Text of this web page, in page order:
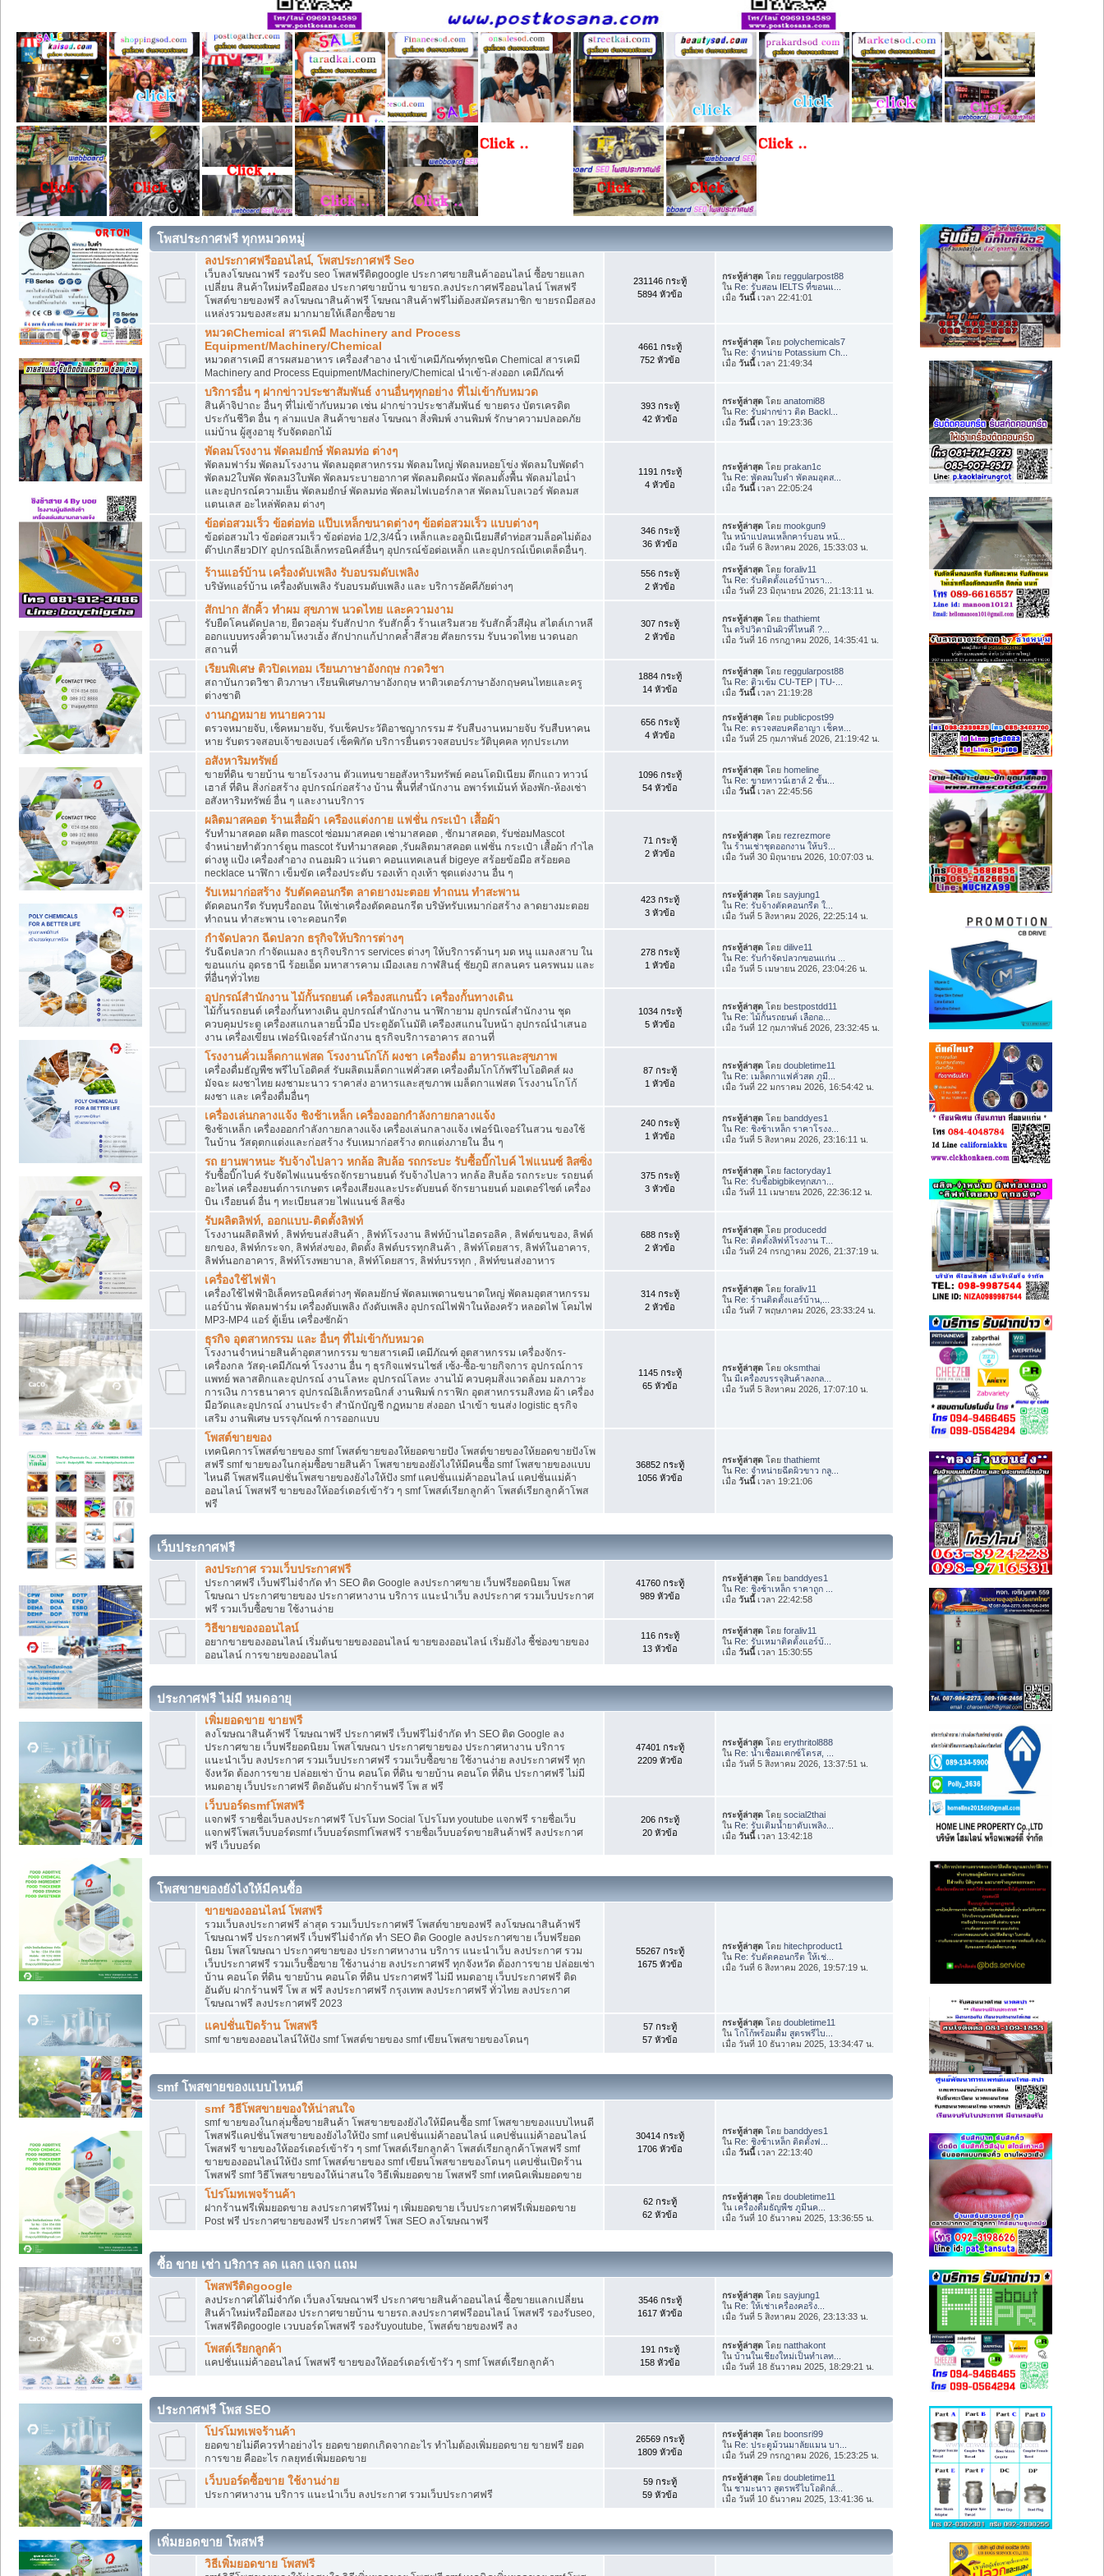
โพสประกาศฟรี ทุกหมวดหมู่
ลงประกาศฟรีออนไลน์, โพสประกาศฟรี Seo
เว็บลงโฆษณาฟรี รองรับ seo โพสฟรีติดgoogle ประกาศขายสินค้าออนไลน์ ซื้อขายแลก
เปลี่ยน สินค้าใหม่หรือมือสอง ประกาศขายบ้าน ขายรถ.ลงประกาศฟรีออนไลน์ โพสฟรี
โพสต์ขายของฟรี ลงโฆษณาสินค้าฟรี โฆษณาสินค้าฟรีไม่ต้องสมัครสมาชิก ขายรถมือสอง
แหล่งรวมของสะสม มากมายให้เลือกซื้อขาย
231146 กระทู้
5894 หัวข้อ
กระทู้ล่าสุด โดยreggularpost88
ใน Re: รับสอน IELTS ที่ขอนแ...
เมื่อวันนี้เวลา 22:41:01
หมวดChemical สารเคมี Machinery and Process
Equipment/Machinery/Chemical
หมวดสารเคมี สารผสมอาหาร เครื่องสำอาง นำเข้าเคมีภัณฑ์ทุกชนิด Chemical สารเคมี
Machinery and Process Equipment/Machinery/Chemical นำเข้า-ส่งออก เคมีภัณฑ์
4661 กระทู้
752 หัวข้อ
กระทู้ล่าสุด โดยpolychemicals7
ใน Re: จำหน่าย Potassium Ch...
เมื่อวันนี้เวลา 21:49:34
บริการอื่น ๆ ฝากข่าวประชาสัมพันธ์ งานอื่นๆทุกอย่าง ที่ไม่เข้ากับหมวด
สินค้าจิปาถะ อื่นๆ ที่ไม่เข้ากับหมวด เช่น ฝากข่าวประชาสัมพันธ์ ขายตรง บัตรเครดิต
ประกันชีวิต อื่น ๆ ล่ามแปล สินค้าขายส่ง โฆษณา สิ่งพิมพ์ งานพิมพ์ รักษาความปลอดภัย
แม่บ้าน ผู้สูงอายุ รับจัดดอกไม้
393 กระทู้
42 หัวข้อ
กระทู้ล่าสุด โดยanatomi88
ใน Re: รับฝากข่าว ติด Backl...
เมื่อวันนี้เวลา 19:23:36
พัดลมโรงงาน พัดลมยํกษ์ พัดลมท่อ ต่างๆ
พัดลมฟาร์ม พัดลมโรงงาน พัดลมอุตสาหกรรม พัดลมใหญ่ พัดลมหอยโข่ง พัดลมใบพัดดำ
พัดลม2ใบพัด พัดลม3ใบพัด พัดลมระบายอากาศ พัดลมติดผนัง พัดลมตั้งพื้น พัดลมไอน่ำ
และอุปกรณ์ความเย็น พัดลมยํกษ์ พัดลมท่อ พัดลมไฟเบอร์กลาส พัดลมโบลเวอร์ พัดลมส
แตนเลส อะไหล่พัดลม ต่างๆ
1191 กระทู้
4 หัวข้อ
กระทู้ล่าสุด โดยprakan1c
ใน Re: พัดลมใบดำ พัดลมอุตส...
เมื่อวันนี้เวลา 22:05:24
ข้อต่อสวมเร็ว ข้อต่อท่อ แป๊บเหล็กขนาดต่างๆ ข้อต่อสวมเร็ว แบบต่างๆ
ข้อต่อสวมไว ข้อต่อสวมเร็ว ข้อต่อท่อ 1/2,3/4นิ้ว เหล็กและอลูมิเนียมสีดำท่อสวมล็อคไม่ต้อง
ต๊าปเกลียวDIY อุปกรณ์อิเล็กทรอนิคส์อื่นๆ อุปกรณ์ข้อต่อเหล็ก และอุปกรณ์เบ็ดเตล็ดอื่นๆ.
346 กระทู้
36 หัวข้อ
กระทู้ล่าสุด โดยmookgun9
ในหน้าแปลนเหล็กคาร์บอน หน้...
เมื่อ วันที่ 6 สิงหาคม 2026, 15:33:03 น.
ร้านแอร์บ้าน เครื่องดับเพลิง รับอบรมดับเพลิง
บริษัทแอร์บ้าน เครื่องดับเพลิง รับอบรมดับเพลิง และ บริการอัคคีภัยต่างๆ
556 กระทู้
2 หัวข้อ
กระทู้ล่าสุด โดยforaliv11
ใน Re: รับติดตั้งแอร์บ้านรา...
เมื่อ วันที่ 23 มิถุนายน 2026, 21:13:11 น.
สักปาก สักคิ้ว ทำผม สุขภาพ นวดไทย และความงาม
รับยืดโคนดัดปลาย, ยืดวอลุ่ม รับสักปาก รับสักคิ้ว ร้านเสริมสวย รับสักคิ้วสีฝุ่น สไตล์เกาหลี
ออกแบบทรงคิ้วตามโหงวเฮ้ง สักปากแก้ปากคล้ำสีสวย ศัลยกรรม รับนวดไทย นวดนอก
สถานที่
307 กระทู้
2 หัวข้อ
กระทู้ล่าสุด โดยthathiemt
ในดริปวิตามินผิวที่ไหนดี ?...
เมื่อ วันที่ 16 กรกฎาคม 2026, 14:35:41 น.
เรียนพิเศษ ติวปิดเทอม เรียนภาษาอังกฤษ กวดวิชา
สถาบันกวดวิชา ติวภาษา เรียนพิเศษภาษาอังกฤษ หาติวเตอร์ภาษาอังกฤษคนไทยและครู
ต่างชาติ
1884 กระทู้
14 หัวข้อ
กระทู้ล่าสุด โดยreggularpost88
ใน Re: ติวเข้ม CU-TEP | TU-...
เมื่อวันนี้เวลา 21:19:28
งานกฏหมาย ทนายความ
ตรวจหมายจับ, เช็คหมายจับ, รับเช็คประวัติอาชญากรรม # รับสืบงานหมายจับ รับสืบหาคน
หาย รับตรวจสอบเจ้าของเบอร์ เช็คพิกัด บริการยื่นตรวจสอบประวัติบุคคล ทุกประเภท
656 กระทู้
4 หัวข้อ
กระทู้ล่าสุด โดยpublicpost99
ใน Re: ตรวจสอบคดีอาญา เช็คห...
เมื่อ วันที่ 25 กุมภาพันธ์ 2026, 21:19:42 น.
อสังหาริมทรัพย์
ขายที่ดิน ขายบ้าน ขายโรงงาน ตัวแทนขายอสังหาริมทรัพย์ คอนโดมิเนียม ตึกแถว ทาวน์
เฮาส์ ที่ดิน สิ่งก่อสร้าง อุปกรณ์ก่อสร้าง บ้าน พื้นที่สำนักงาน อพาร์ทเม้นท์ ห้องพัก-ห้องเช่า
อสังหาริมทรัพย์ อื่น ๆ และงานบริการ
1096 กระทู้
54 หัวข้อ
กระทู้ล่าสุด โดยhomeline
ใน Re: ขายทาวน์เฮาส์ 2 ชั้น...
เมื่อวันนี้เวลา 22:45:56
ผลิตมาสคอต ร้านเสื่อผ้า เครืองแต่งกาย แฟชั่น กระเป๋า เสื้อผ้า
รับทำมาสคอต ผลิต mascot ซ่อมมาสคอต เช่ามาสคอต , ซักมาสคอต, รับซ่อมMascot
จำหน่ายทำตัวการ์ตูน mascot รับทำมาสคอต ,รับผลิตมาสคอต แฟชั่น กระเป๋า เสื้อผ้า กำไล
ต่างหู แป้ง เครื่องสำอาง ถนอมผิว แว่นตา คอนแทคเลนส์ bigeye สร้อยข้อมือ สร้อยคอ
necklace นาฬิกา เข็มขัด เครื่องประดับ รองเท้า ถุงเท้า ชุดแต่งงาน อื่น ๆ
71 กระทู้
2 หัวข้อ
กระทู้ล่าสุด โดยrezrezmore
ในร้านเช่าชุดออกงาน ให้บริ...
เมื่อ วันที่ 30 มิถุนายน 2026, 10:07:03 น.
รับเหมาก่อสร้าง รับตัดคอนกรีต ลาดยางมะตอย ทำถนน ทำสะพาน
ตัดคอนกรีต รับทุบรื่อถอน ให้เช่าเครื่องตัดคอนกรีต บริษัทรับเหมาก่อสร้าง ลาดยางมะตอย
ทำถนน ทำสะพาน เจาะคอนกรีต
423 กระทู้
3 หัวข้อ
กระทู้ล่าสุด โดยsayjung1
ใน Re: รับจ้างตัดคอนกรีต ใ...
เมื่อ วันที่ 5 สิงหาคม 2026, 22:25:14 น.
กำจัดปลวก ฉีดปลวก ธรุกิจให้บริการต่างๆ
รับฉีดปลวก กำจัดแมลง ธรุกิจบริการ services ต่างๆ ให้บริการด้านๆ มด หนู แมลงสาบ ใน
ขอนแก่น อุดรธานี ร้อยเอ็ด มหาสารคาม เมืองเลย กาฬสินธุ์ ชัยภูมิ สกลนคร นครพนม และ
ที่อื่นๆทั่วไทย
278 กระทู้
1 หัวข้อ
กระทู้ล่าสุด โดยdilive11
ใน Re: รับกำจัดปลวกขอนแก่น ...
เมื่อ วันที่ 5 เมษายน 2026, 23:04:26 น.
อุปกรณ์สำนักงาน ไม้กั้นรถยนต์ เครื่องสแกนนิ้ว เครื่องกั้นทางเดิน
ไม้กั้นรถยนต์ เครื่องกั้นทางเดิน อุปกรณ์สำนักงาน นาฬิกายาม อุปกรณ์สำนักงาน ชุด
ควบคุมประตู เครื่องสแกนลายนิ้วมือ ประตูอัตโนมัติ เครืองสแกนใบหน้า อุปกรณ์นำเสนอ
งาน เครื่องเขียน เฟอร์นิเจอร์สำนักงาน ธุรกิจบริการอาคาร สถานที่
1034 กระทู้
5 หัวข้อ
กระทู้ล่าสุด โดยbestpostdd11
ใน Re: ไม้กั้นรถยนต์ เลือกอ...
เมื่อ วันที่ 12 กุมภาพันธ์ 2026, 23:32:45 น.
โรงงานคั่วเมล็ดกาแฟสด โรงงานโกโก้ ผงชา เครื่องดื่ม อาหารและสุขภาพ
เครื่องดื่มธัญพืช พรีไบโอติคส์ รับผลิตเมล็ดกาแฟคั่วสด เครื่องดื่มโกโก้พรีไบโอติคส์ ผง
มัจฉะ ผงชาไทย ผงชามะนาว ราคาส่ง อาหารและสุขภาพ เมล็ดกาแฟสด โรงงานโกโก้
ผงชา และ เครื่องดื่มอื่นๆ
87 กระทู้
1 หัวข้อ
กระทู้ล่าสุด โดยdoubletime11
ใน Re: เมล็ดกาแฟคั่วสด ภูมี...
เมื่อ วันที่ 22 มกราคม 2026, 16:54:42 น.
เครื่องเล่นกลางแจ้ง ชิงช้าเหล็ก เครื่องออกกำลังกายกลางแจ้ง
ชิงช้าเหล็ก เครื่องออกกำลังกายกลางแจ้ง เครื่องเล่นกลางแจ้ง เฟอร์นิเจอร์ในสวน ของใช้
ในบ้าน วัสดุตกแต่งและก่อสร้าง รับเหมาก่อสร้าง ตกแต่งภายใน อื่น ๆ
240 กระทู้
1 หัวข้อ
กระทู้ล่าสุด โดยbanddyes1
ใน Re: ชิงช้าเหล็ก ราคาโรงง...
เมื่อ วันที่ 5 สิงหาคม 2026, 23:16:11 น.
รถ ยานพาหนะ รับจ้างไปลาว หกล้อ สิบล้อ รถกระบะ รับซื้อบิ๊กไบค์ ไฟแนนซ์ ลิสซิ่ง
รับซื้อบิ๊กไบค์ รับจัดไฟแนนซ์รถจักรยานยนต์ รับจ้างไปลาว หกล้อ สิบล้อ รถกระบะ รถยนต์
อะไหล่ เครื่องยนต์การเกษตร เครื่องเสียงและประดับยนต์ จักรยานยนต์ มอเตอร์ไซต์ เครื่อง
บิน เรือยนต์ อื่น ๆ ทะเบียนสวย ไฟแนนซ์ ลิสซิ่ง
375 กระทู้
3 หัวข้อ
กระทู้ล่าสุด โดยfactoryday1
ใน Re: รับซื้อbigbikeทุกสภา...
เมื่อ วันที่ 11 เมษายน 2026, 22:36:12 น.
รับผลิตลิฟท์, ออกแบบ-ติดตั้งลิฟท์
โรงงานผลิตลิฟท์ , ลิฟท์ขนส่งสินค้า , ลิฟท์โรงงาน ลิฟท์บ้านไฮดรอลิค , ลิฟต์ขนของ, ลิฟต์
ยกของ, ลิฟท์กระจก, ลิฟท์ส่งของ, ติดตั้ง ลิฟต์บรรทุกสินค้า , ลิฟท์โดยสาร, ลิฟท์ในอาคาร,
ลิฟท์นอกอาคาร, ลิฟท์โรงพยาบาล, ลิฟท์โดยสาร, ลิฟท์บรรทุก , ลิฟท์ขนส่งอาหาร
688 กระทู้
2 หัวข้อ
กระทู้ล่าสุด โดยproducedd
ใน Re: ติดตั้งลิฟท์โรงงาน T...
เมื่อ วันที่ 24 กรกฎาคม 2026, 21:37:19 น.
เครื่องใช้ไฟฟ้า
เครื่องใช้ไฟฟ้าอิเล็คทรอนิคส์ต่างๆ พัดลมยักษ์ พัดลมเพดานขนาดใหญ่ พัดลมอุตสาหกรรม
แอร์บ้าน พัดลมฟาร์ม เครื่องดับเพลิง ถังดับเพลิง อุปกรณ์ไฟฟ้าในห้องครัว หลอดไฟ โคมไฟ
MP3-MP4 แอร์ ตู้เย็น เครื่องซักผ้า
314 กระทู้
2 หัวข้อ
กระทู้ล่าสุด โดยforaliv11
ใน Re: ร้านติดตั้งแอร์บ้าน,...
เมื่อ วันที่ 7 พฤษภาคม 2026, 23:33:24 น.
ธุรกิจ อุตสาหกรรม และ อื่นๆ ที่ไม่เข้ากับหมวด
โรงงานจำหน่ายสินค้าอุตสาหกรรม ขายสารเคมี เคมีภัณฑ์ อุตสาหกรรม เครื่องจักร-
เครื่องกล วัสดุ-เคมีภัณฑ์ โรงงาน อื่น ๆ ธุรกิจแฟรนไชส์ เซ้ง-ซื้อ-ขายกิจการ อุปกรณ์การ
แพทย์ พลาสติกและอุปกรณ์ งานโลหะ อุปกรณ์โลหะ งานไม้ ควบคุมสิ่งแวดล้อม มลภาวะ
การเงิน การธนาคาร อุปกรณ์อิเล็กทรอนิกส์ งานพิมพ์ กราฟิก อุตสาหกรรมสิงทอ ผ้า เครื่อง
มือวัดและอุปกรณ์ งานประจำ สำนักบัญชี กฏหมาย ส่งออก นำเข้า ขนส่ง logistic ธุรกิจ
เสริม งานพิเศษ บรรจุภัณฑ์ การออกแบบ
1145 กระทู้
65 หัวข้อ
กระทู้ล่าสุด โดยoksmthai
ในมีเครื่องบรรจุสินค้าลงกล...
เมื่อ วันที่ 5 สิงหาคม 2026, 17:07:10 น.
โพสต์ขายของ
เทคนิคการโพสต์ขายของ smf โพสต์ขายของให้ยอดขายปัง โพสต์ขายของให้ยอดขายปังโพ
สฟรี smf ขายของในกลุ่มซื้อขายสินค้า โพสขายของยังไงให้มีคนซื้อ smf โพสขายของแบบ
ไหนดี โพสฟรีแคปชั่นโพสขายของยังไงให้ปัง smf แคปชั่นแม่ค้าออนไลน์ แคปชั่นแม่ค้า
ออนไลน์ โพสฟรี ขายของให้ออร์เดอร์เข้ารัว ๆ smf โพสต์เรียกลูกค้า โพสต์เรียกลูกค้าโพส
ฟรี
36852 กระทู้
1056 หัวข้อ
กระทู้ล่าสุด โดยthathiemt
ใน Re: จำหน่ายฉีดผิวขาว กลู...
เมื่อวันนี้เวลา 19:21:06
เว็บประกาศฟรี
ลงประกาศ รวมเว็บประกาศฟรี
ประกาศฟรี เว็บฟรีไม่จำกัด ทำ SEO ติด Google ลงประกาศขาย เว็บฟรียอดนิยม โพส
โฆษณา ประกาศขายของ ประกาศหางาน บริการ แนะนำเว็บ ลงประกาศ รวมเว็บประกาศ
ฟรี รวมเว็บซื้อขาย ใช้งานง่าย
41760 กระทู้
989 หัวข้อ
กระทู้ล่าสุด โดยbanddyes1
ใน Re: ชิงช้าเหล็ก ราคาถูก ...
เมื่อวันนี้เวลา 22:42:58
วิธีขายของออนไลน์
อยากขายของออนไลน์ เริ่มต้นขายของออนไลน์ ขายของออนไลน์ เริ่มยังไง ชี้ช่องขายของ
ออนไลน์ การขายของออนไลน์
116 กระทู้
13 หัวข้อ
กระทู้ล่าสุด โดยforaliv11
ใน Re: รับเหมาติดตั้งแอร์บ้...
เมื่อวันนี้เวลา 15:30:55
ประกาศฟรี ไม่มี หมดอายุ
เพิ่มยอดขาย ขายฟรี
ลงโฆษณาสินค้าฟรี โฆษณาฟรี ประกาศฟรี เว็บฟรีไม่จำกัด ทำ SEO ติด Google ลง
ประกาศขาย เว็บฟรียอดนิยม โพสโฆษณา ประกาศขายของ ประกาศหางาน บริการ
แนะนำเว็บ ลงประกาศ รวมเว็บประกาศฟรี รวมเว็บซื้อขาย ใช้งานง่าย ลงประกาศฟรี ทุก
จังหวัด ต้องการขาย ปล่อยเช่า บ้าน คอนโด ที่ดิน ขายบ้าน คอนโด ที่ดิน ประกาศฟรี ไม่มี
หมดอายุ เว็บประกาศฟรี ติดอันดับ ฝากร้านฟรี โพ ส ฟรี
47401 กระทู้
2209 หัวข้อ
กระทู้ล่าสุด โดยerythritol888
ใน Re: น้ำเชื่อมเดกซ์โตรส, ...
เมื่อ วันที่ 5 สิงหาคม 2026, 13:37:51 น.
เว็บบอร์ดsmfโพสฟรี
แจกฟรี รายชื่อเว็บลงประกาศฟรี โปรโมท Social โปรโมท youtube แจกฟรี รายชื่อเว็บ
แจกฟรีโพสเว็บบอร์ดsmf เว็บบอร์ดsmfโพสฟรี รายชื่อเว็บบอร์ดขายสินค้าฟรี ลงประกาศ
ฟรี เว็บบอร์ด
206 กระทู้
20 หัวข้อ
กระทู้ล่าสุด โดยsocial2thai
ใน Re: รับเติมน้ำยาดับเพลิง...
เมื่อวันนี้เวลา 13:42:18
โพสขายของยังไงให้มีคนซื้อ
ขายของออนไลน์ โพสฟรี
รวมเว็บลงประกาศฟรี ล่าสุด รวมเว็บประกาศฟรี โพสต์ขายของฟรี ลงโฆษณาสินค้าฟรี
โฆษณาฟรี ประกาศฟรี เว็บฟรีไม่จำกัด ทำ SEO ติด Google ลงประกาศขาย เว็บฟรียอด
นิยม โพสโฆษณา ประกาศขายของ ประกาศหางาน บริการ แนะนำเว็บ ลงประกาศ รวม
เว็บประกาศฟรี รวมเว็บซื้อขาย ใช้งานง่าย ลงประกาศฟรี ทุกจังหวัด ต้องการขาย ปล่อยเช่า
บ้าน คอนโด ที่ดิน ขายบ้าน คอนโด ที่ดิน ประกาศฟรี ไม่มี หมดอายุ เว็บประกาศฟรี ติด
อันดับ ฝากร้านฟรี โพ ส ฟรี ลงประกาศฟรี กรุงเทพ ลงประกาศฟรี ทั่วไทย ลงประกาศ
โฆษณาฟรี ลงประกาศฟรี 2023
55267 กระทู้
1675 หัวข้อ
กระทู้ล่าสุด โดยhitechproduct1
ใน Re: รับตัดคอนกรีต ให้เช่...
เมื่อ วันที่ 6 สิงหาคม 2026, 19:57:19 น.
แคปชั่นเปิดร้าน โพสฟรี
smf ขายของออนไลน์ให้ปัง smf โพสต์ขายของ smf เขียนโพสขายของโดนๆ
57 กระทู้
57 หัวข้อ
กระทู้ล่าสุด โดยdoubletime11
ในโกโก้พร้อมดื่ม สูตรพรีไบ...
เมื่อ วันที่ 10 ธันวาคม 2025, 13:34:47 น.
smf โพสขายของแบบไหนดี
smf วิธีโพสขายของให้น่าสนใจ
smf ขายของในกลุ่มซื้อขายสินค้า โพสขายของยังไงให้มีคนซื้อ smf โพสขายของแบบไหนดี
โพสฟรีแคปชั่นโพสขายของยังไงให้ปัง smf แคปชั่นแม่ค้าออนไลน์ แคปชั่นแม่ค้าออนไลน์
โพสฟรี ขายของให้ออร์เดอร์เข้ารัว ๆ smf โพสต์เรียกลูกค้า โพสต์เรียกลูกค้าโพสฟรี smf
ขายของออนไลน์ให้ปัง smf โพสต์ขายของ smf เขียนโพสขายของโดนๆ แคปชั่นเปิดร้าน
โพสฟรี smf วิธีโพสขายของให้น่าสนใจ วิธีเพิ่มยอดขาย โพสฟรี smf เทคนิคเพิ่มยอดขาย
30414 กระทู้
1706 หัวข้อ
กระทู้ล่าสุด โดยbanddyes1
ใน Re: ชิงช้าเหล็ก ติดตั้งฟ...
เมื่อวันนี้เวลา 22:13:40
โปรโมทเพจร้านค้า
ฝากร้านฟรีเพิ่มยอดขาย ลงประกาศฟรีใหม่ ๆ เพิ่มยอดขาย เว็บประกาศฟรีเพิ่มยอดขาย
Post ฟรี ประกาศขายของฟรี ประกาศฟรี โพส SEO ลงโฆษณาฟรี
62 กระทู้
62 หัวข้อ
กระทู้ล่าสุด โดยdoubletime11
ในเครื่องดื่มธัญพืช ภูมีนค...
เมื่อ วันที่ 10 ธันวาคม 2025, 13:36:55 น.
ซื้อ ขาย เช่า บริการ ลด แลก แจก แถม
โพสฟรีติดgoogle
ลงประกาศได้ไม่จำกัด เว็บลงโฆษณาฟรี ประกาศขายสินค้าออนไลน์ ซื้อขายแลกเปลี่ยน
สินค้าใหม่หรือมือสอง ประกาศขายบ้าน ขายรถ.ลงประกาศฟรีออนไลน์ โพสฟรี รองรับseo,
โพสฟรีติดgoogle เวบบอร์ดโพสฟรี รองรับyoutube, โพสต์ขายของฟรี ลง
3546 กระทู้
1617 หัวข้อ
กระทู้ล่าสุด โดยsayjung1
ใน Re: ให้เช่าเครื่องคอริ่ง...
เมื่อ วันที่ 5 สิงหาคม 2026, 23:13:33 น.
โพสต์เรียกลูกค้า
แคปชั่นแม่ค้าออนไลน์ โพสฟรี ขายของให้ออร์เดอร์เข้ารัว ๆ smf โพสต์เรียกลูกค้า
191 กระทู้
158 หัวข้อ
กระทู้ล่าสุด โดยnatthakont
ในบ้านในเชียงใหม่เป็นทำเลท...
เมื่อ วันที่ 18 ธันวาคม 2025, 18:29:21 น.
ประกาศฟรี โพส SEO
โปรโมทเพจร้านค้า
ยอดขายไม่ดีควรทำอย่างไร ยอดขายตกเกิดจากอะไร ทำไมต้องเพิ่มยอดขาย ขายฟรี ยอด
การขาย คืออะไร กลยุทธ์เพิ่มยอดขาย
26569 กระทู้
1809 หัวข้อ
กระทู้ล่าสุด โดยboonsri99
ใน Re: ประตูม้วนมาลัยแมน บา...
เมื่อ วันที่ 29 กรกฎาคม 2026, 15:23:25 น.
เว็บบอร์ดซื้อขาย ใช้งานง่าย
ประกาศหางาน บริการ แนะนำเว็บ ลงประกาศ รวมเว็บประกาศฟรี
59 กระทู้
59 หัวข้อ
กระทู้ล่าสุด โดยdoubletime11
ในชามะนาว สูตรพรีไบโอติกส์...
เมื่อ วันที่ 10 ธันวาคม 2025, 13:41:36 น.
เพิ่มยอดขาย โพสฟรี
วิธีเพิ่มยอดขาย โพสฟรี